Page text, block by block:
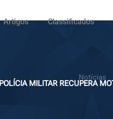
Artigos Classificados
Notícias
POLÍCIA MILITAR RECUPERA